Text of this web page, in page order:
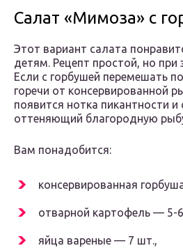
Салат «Мимоза» с
Этот вариант салата
детям. Рецепт простой, но
Если с горбушей перемешать
горечи от консервированной
появится нотка пикантности
оттеняющий благородную
Вам понадобится:
консервированная
отварной картофель — 5-
яйца вареные — 7 шт.,